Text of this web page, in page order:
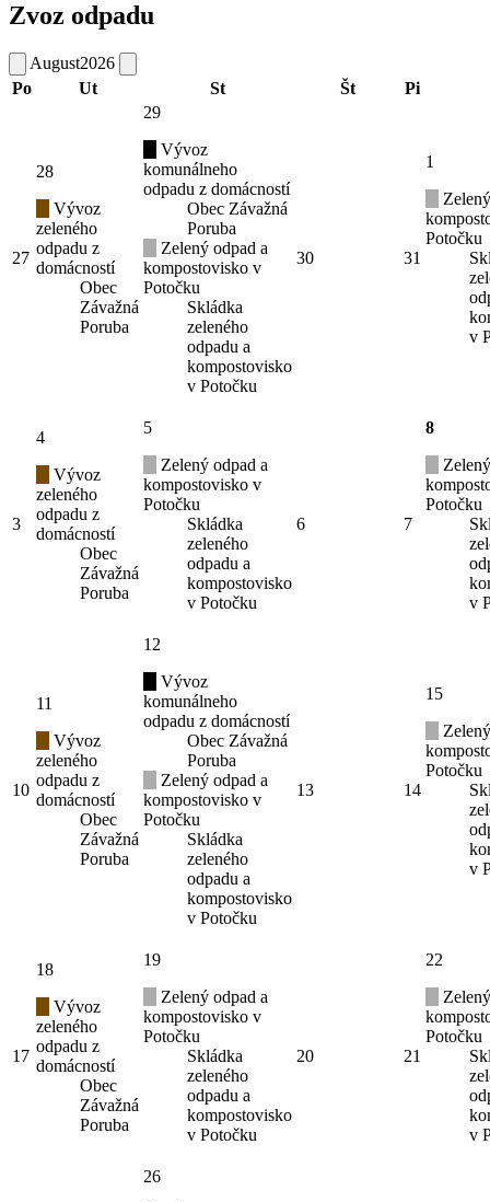
Zvoz odpadu
August2026
Po
Ut St Št Pi
27
28
Vývoz
zeleného
odpadu z
domácností
Obec
Závažná
Poruba
29
Vývoz
komunálneho
odpadu z domácností
Obec Závažná
Poruba
Zelený odpad a
kompostovisko v
Potočku
Skládka
zeleného
odpadu a
kompostovisko
v Potočku
30 31
1
Potočku
v
3
4
Vývoz
zeleného
odpadu z
domácností
Obec
Závažná
Poruba
5
Zelený odpad a
kompostovisko v
Potočku
Skládka
zeleného
odpadu a
kompostovisko
v Potočku
6 7
8
Potočku
v
10
11
Vývoz
zeleného
odpadu z
domácností
Obec
Závažná
Poruba
12
Vývoz
komunálneho
odpadu z domácností
Obec Závažná
Poruba
Zelený odpad a
kompostovisko v
Potočku
Skládka
zeleného
odpadu a
kompostovisko
v Potočku
13 14
15
Potočku
v
17
18
Vývoz
zeleného
odpadu z
domácností
Obec
Závažná
Poruba
19
Zelený odpad a
kompostovisko v
Potočku
Skládka
zeleného
odpadu a
kompostovisko
v Potočku
20 21
22
Potočku
v
26